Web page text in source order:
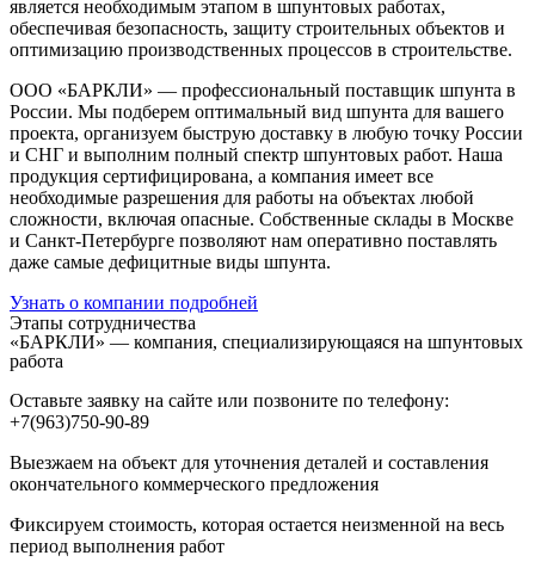
является необходимым этапом в шпунтовых работах,
обеспечивая безопасность, защиту строительных объектов и
оптимизацию производственных процессов в строительстве.
ООО «БАРКЛИ» — профессиональный поставщик шпунта в
России. Мы подберем оптимальный вид шпунта для вашего
проекта, организуем быструю доставку в любую точку России
и СНГ и выполним полный спектр шпунтовых работ. Наша
продукция сертифицирована, а компания имеет все
необходимые разрешения для работы на объектах любой
сложности, включая опасные. Собственные склады в Москве
и Санкт-Петербурге позволяют нам оперативно поставлять
даже самые дефицитные виды шпунта.
Узнать о компании подробней
Этапы сотрудничества
«БАРКЛИ» — компания, специализирующаяся на шпунтовых
работа
Оставьте заявку на сайте или позвоните по телефону:
+7(963)750-90-89
Выезжаем на объект для уточнения деталей и составления
окончательного коммерческого предложения
Фиксируем стоимость, которая остается неизменной на весь
период выполнения работ